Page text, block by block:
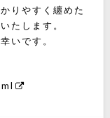
りやすく纏めた
たします。
いです。